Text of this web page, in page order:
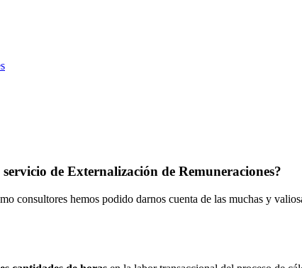
de Externalización de Remuneraciones?
consultores hemos podido darnos cuenta de las muchas y